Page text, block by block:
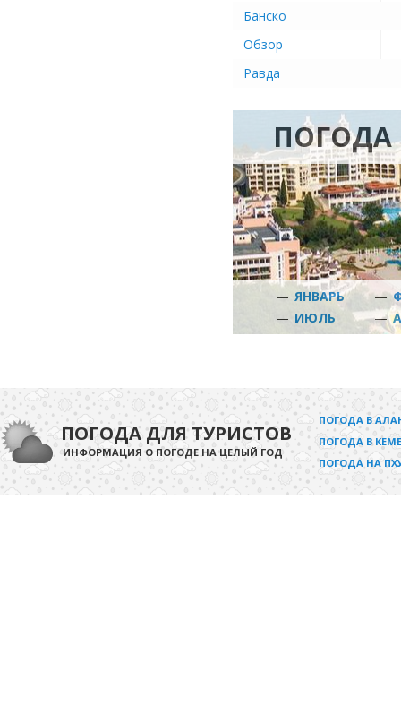
Банско
Обзор
Равда
— ЯНВАРЬ —
— ИЮЛЬ —
ПОГОДА ДЛЯ ТУРИСТОВ
ИНФОРМАЦИЯ О ПОГОДЕ НА ЦЕЛЫЙ ГОД
ПОГОДА В
ПОГОДА В
ПОГОДА НА